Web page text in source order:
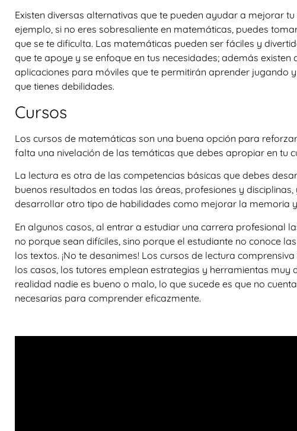
Existen diversas alternativas que te pueden ayudar a mejorar
ejemplo, si no eres sobresaliente en matemáticas, puedes
que se te dificulta. Las matemáticas pueden ser fáciles y
que te apoye y se enfoque en tus necesidades; además existen
aplicaciones para móviles que te permitirán aprender jugando
que tienes debilidades.
Cursos
Los cursos de matemáticas son una buena opción para
falta una nivelación de las temáticas que debes apropiar en tu
La lectura es otra de las competencias básicas que debes
buenos resultados en todas las áreas, profesiones y
desarrollar otro tipo de habilidades como mejorar la memoria
En algunos casos, al entrar a estudiar una carrera profesional
no porque sean difíciles, sino porque el estudiante no conoce
los textos. ¡No te desanimes! Los cursos de lectura
los casos, los tutores emplean estrategias y herramientas muy
realidad nadie es bueno o malo, lo que sucede es que no
necesarias para comprender eficazmente.